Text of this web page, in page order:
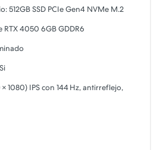
512GB SSD PCIe Gen4 NVMe M.2
RTX 4050 6GB GDDR6
× 1080) IPS con 144 Hz, antirreflejo,